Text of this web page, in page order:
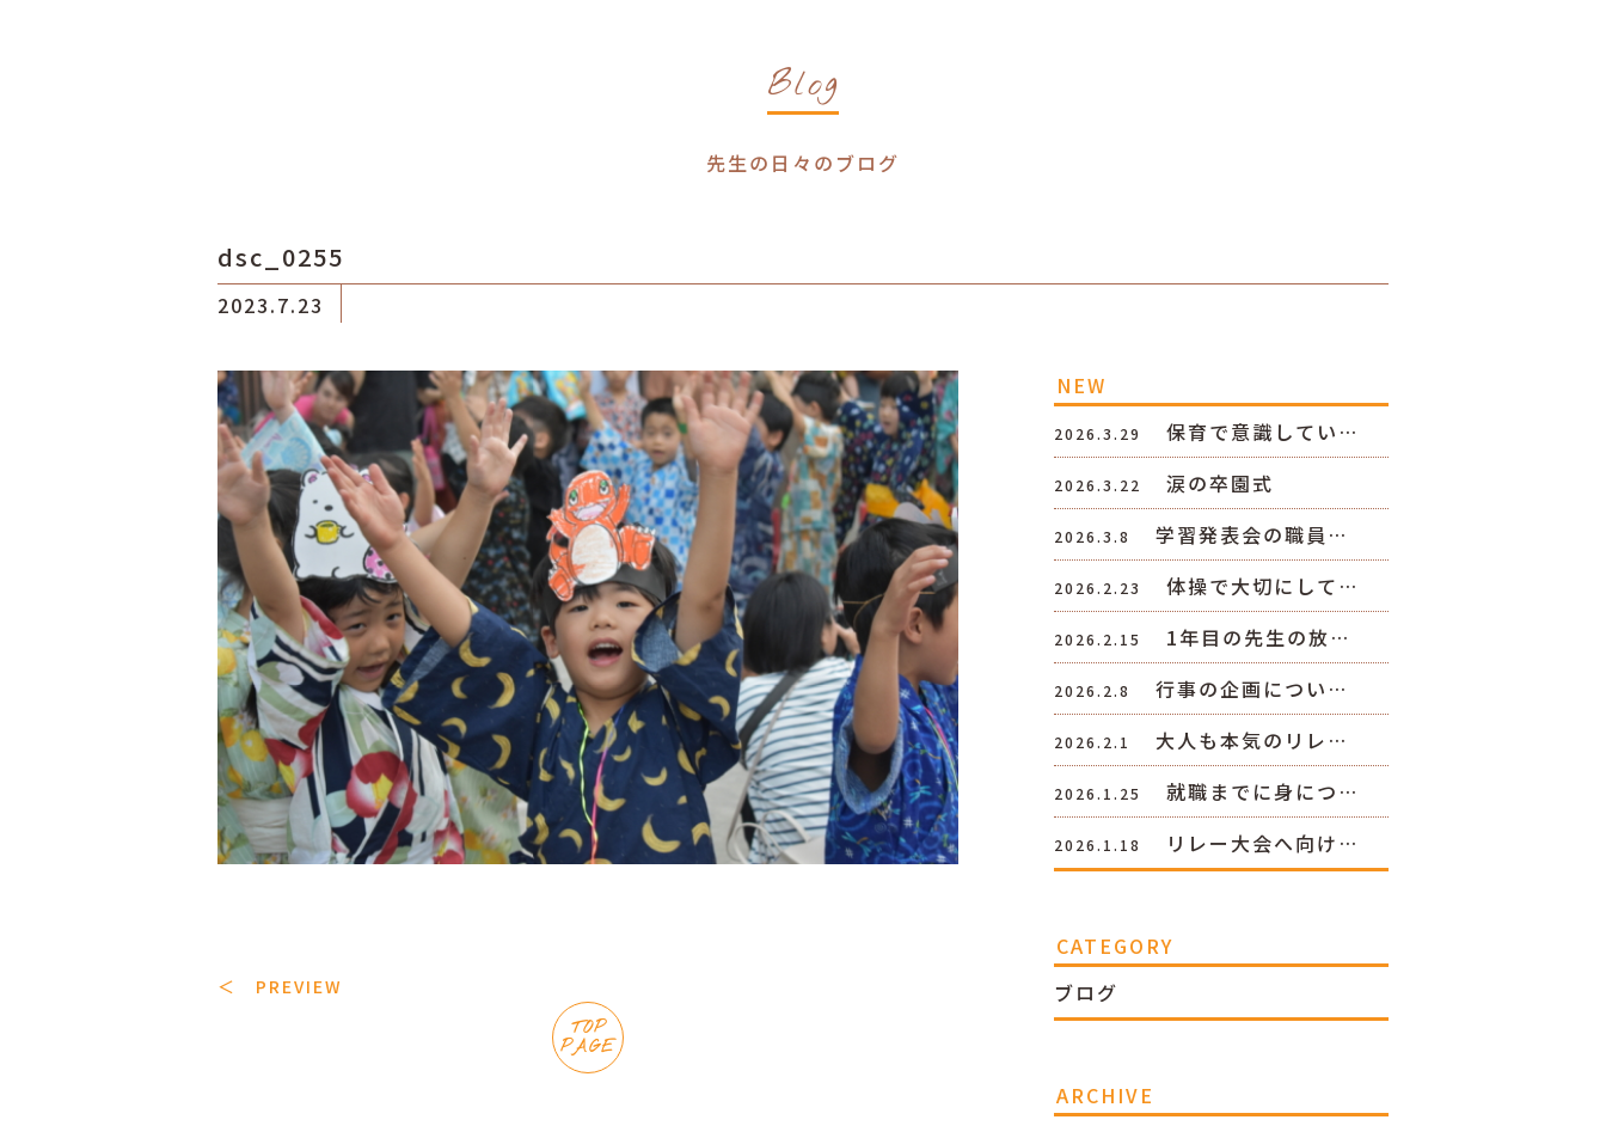
Blog
先生の日々のブログ
dsc_0255
2023.7.23
＜ PREVIEW
TOP
PAGE
NEW
2026.3.29 保育で意識してい…
2026.3.22 涙の卒園式
2026.3.8 学習発表会の職員…
2026.2.23 体操で大切にして…
2026.2.15 1年目の先生の放…
2026.2.8 行事の企画につい…
2026.2.1 大人も本気のリレ…
2026.1.25 就職までに身につ…
2026.1.18 リレー大会へ向け…
CATEGORY
ブログ
ARCHIVE